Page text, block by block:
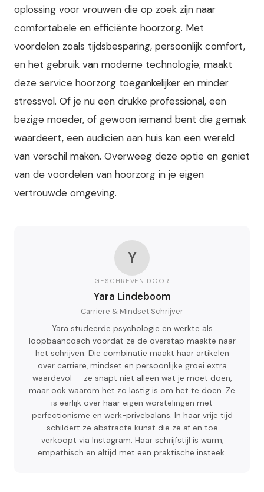
oplossing voor vrouwen die op zoek zijn naar
comfortabele en efficiënte hoorzorg. Met
voordelen zoals tijdsbesparing, persoonlijk comfort,
en het gebruik van moderne technologie, maakt
deze service hoorzorg toegankelijker en minder
stressvol. Of je nu een drukke professional, een
bezige moeder, of gewoon iemand bent die gemak
waardeert, een audicien aan huis kan een wereld
van verschil maken. Overweeg deze optie en geniet
van de voordelen van hoorzorg in je eigen
vertrouwde omgeving.
Y
GESCHREVEN DOOR
Yara Lindeboom
Carriere & Mindset Schrijver
Yara studeerde psychologie en werkte als
loopbaancoach voordat ze de overstap maakte naar
het schrijven. Die combinatie maakt haar artikelen
over carriere, mindset en persoonlijke groei extra
waardevol — ze snapt niet alleen wat je moet doen,
maar ook waarom het zo lastig is om het te doen. Ze
is eerlijk over haar eigen worstelingen met
perfectionisme en werk-privebalans. In haar vrije tijd
schildert ze abstracte kunst die ze af en toe
verkoopt via Instagram. Haar schrijfstijl is warm,
empathisch en altijd met een praktische insteek.